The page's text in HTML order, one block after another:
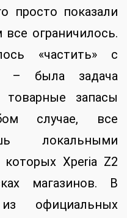
просто показали
ограничилось.
«частить» с
– была задача
товарные запасы
случае, все
локальными
которых Xperia Z2
магазинов. В
официальных